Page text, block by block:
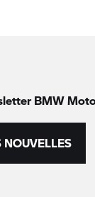
BMW
NOUVELLES